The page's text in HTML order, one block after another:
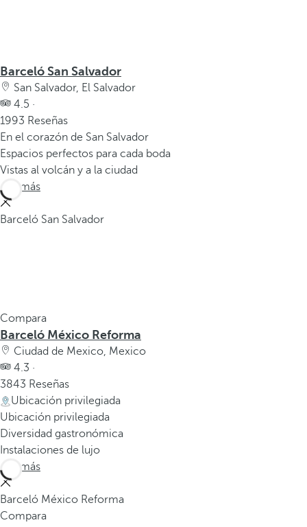
Barceló San Salvador
San Salvador, El Salvador
4.5 ·
1993 Reseñas
En el corazón de San Salvador
Espacios perfectos para cada boda
Vistas al volcán y a la ciudad
Ver más
Barceló San Salvador
Compara
Barceló México Reforma
Ciudad de Mexico, Mexico
4.3 ·
3843 Reseñas
Ubicación privilegiada
Ubicación privilegiada
Diversidad gastronómica
Instalaciones de lujo
Ver más
Barceló México Reforma
Compara